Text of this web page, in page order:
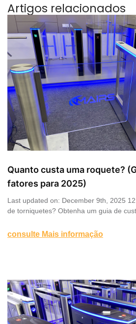
Artigos relacionados
Quanto custa uma roquete?
fatores para 2025)
Last updated on: December 9th, 2025
de torniquetes? Obtenha um guia de
consulte Mais informação